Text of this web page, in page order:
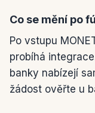
Co se mění po
Po vstupu
probíhá
banky nabízejí
žádost ověřte u